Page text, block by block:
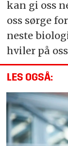
kan gi oss
oss sørge
neste
hviler på
LES OGSÅ: